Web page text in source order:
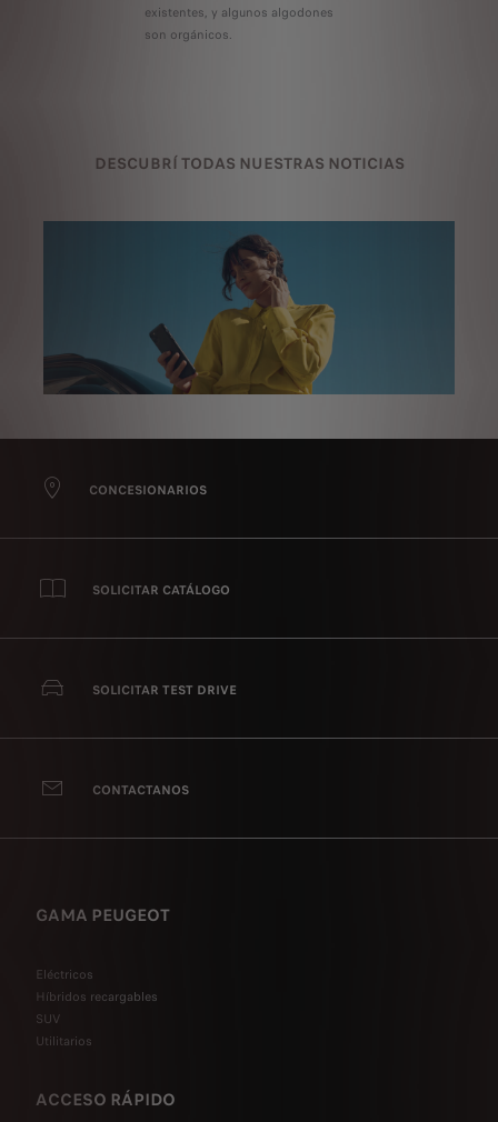
existentes, y algunos algodones
son orgánicos.
DESCUBRÍ TODAS NUESTRAS NOTICIAS
CONCESIONARIOS
SOLICITAR CATÁLOGO
SOLICITAR TEST DRIVE
CONTACTANOS
GAMA PEUGEOT
Eléctricos
Híbridos recargables
SUV
Utilitarios
ACCESO RÁPIDO